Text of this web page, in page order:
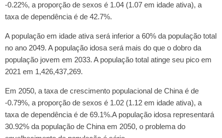
-0.22%, a proporção de sexos é 1.04 (1.07 em idade ativa), a
taxa de dependência é de 42.7%.
A população em idade ativa será inferior a 60% da população total
no ano 2049. A população idosa será mais do que o dobro da
população jovem em 2033. A população total atinge seu pico em
2021 em 1,426,437,269.
Em 2050, a taxa de crescimento populacional de China é de
-0.79%, a proporção de sexos é 1.02 (1.12 em idade ativa), a
taxa de dependência é de 69.1%.A população idosa representará
30.92% da população de China em 2050, o problema do